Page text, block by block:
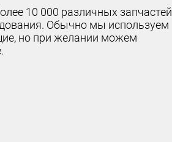
10 000 различных запчастей
Обычно мы используем
но при желании можем